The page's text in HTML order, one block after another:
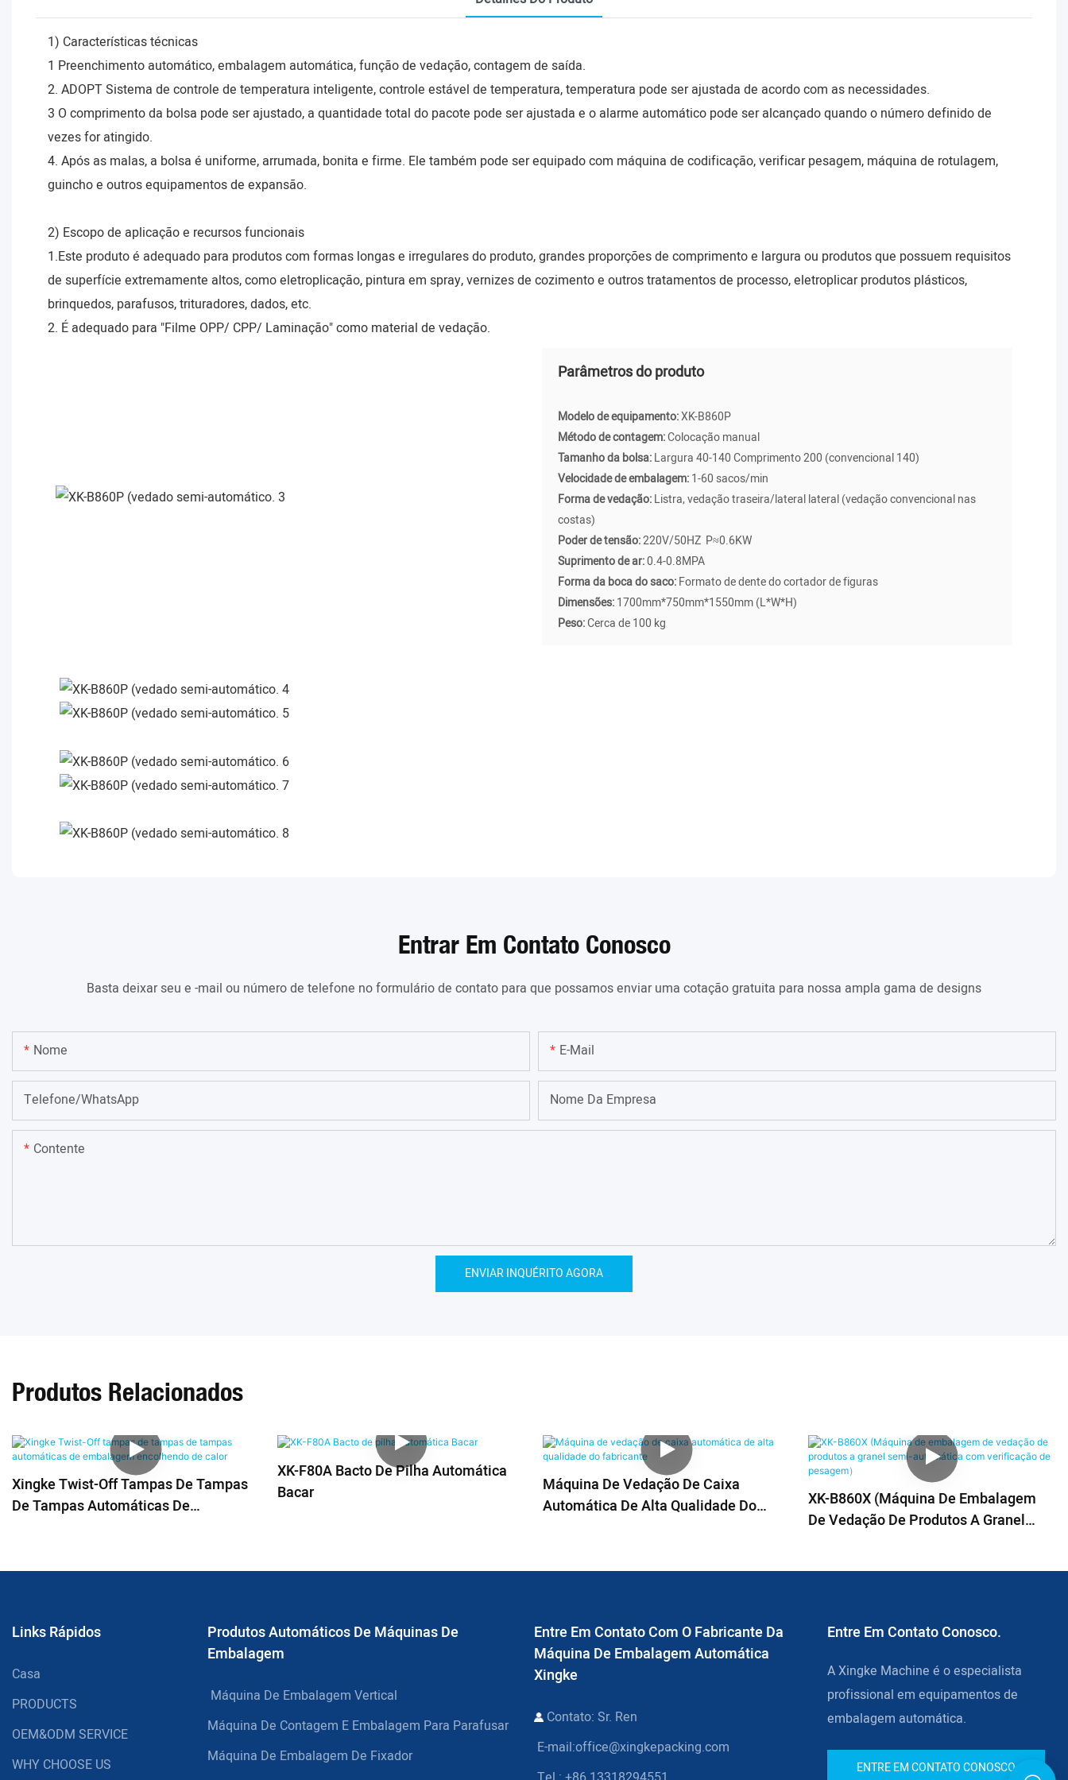
1) Características técnicas
1 Preenchimento automático, embalagem automática, função de vedação, contagem de saída.
2. ADOPT Sistema de controle de temperatura inteligente, controle estável de temperatura, temperatura pode ser ajustada de acordo com as necessidades.
3 O comprimento da bolsa pode ser ajustado, a quantidade total do pacote pode ser ajustada e o alarme automático pode ser alcançado quando o número definido de
vezes for atingido.
4. Após as malas, a bolsa é uniforme, arrumada, bonita e firme. Ele também pode ser equipado com máquina de codificação, verificar pesagem, máquina de rotulagem,
guincho e outros equipamentos de expansão.
2) Escopo de aplicação e recursos funcionais
1.Este produto é adequado para produtos com formas longas e irregulares do produto, grandes proporções de comprimento e largura ou produtos que possuem requisitos
de superfície extremamente altos, como eletroplicação, pintura em spray, vernizes de cozimento e outros tratamentos de processo, eletroplicar produtos plásticos,
brinquedos, parafusos, trituradores, dados, etc.
2. É adequado para "Filme OPP/ CPP/ Laminação" como material de vedação.
Parâmetros do produto
Modelo de equipamento:XK-B860P
Método de contagem:Colocação manual
Tamanho da bolsa:Largura 40-140 Comprimento 200 (convencional 140)
Velocidade de embalagem:1-60 sacos/min
Forma de vedação:Listra, vedação traseira/lateral lateral (vedação convencional nas
costas)
Poder de tensão:220V/50HZ P≈0.6KW
Suprimento de ar:0.4-0.8MPA
Forma da boca do saco:Formato de dente do cortador de figuras
Dimensões:1700mm*750mm*1550mm (L*W*H)
Peso:Cerca de 100 kg
Entrar Em Contato Conosco
Basta deixar seu e -mail ou número de telefone no formulário de contato para que possamos enviar uma cotação gratuita para nossa ampla gama de designs
Nome E-Mail
Telefone/WhatsApp Nome Da Empresa
Contente
ENVIAR INQUÉRITO AGORA
Produtos Relacionados
Xingke Twist-Off Tampas De Tampas
De Tampas Automáticas De
XK-F80A Bacto De Pilha Automática
Bacar
Máquina De Vedação De Caixa
Automática De Alta Qualidade Do
XK-B860X (Máquina De Embalagem
De Vedação De Produtos A Granel
Links Rápidos
Casa
PRODUCTS
OEM&ODM SERVICE
WHY CHOOSE US
Produtos Automáticos De Máquinas De
Embalagem
Máquina De Embalagem Vertical
Máquina De Contagem E Embalagem Para Parafusar
Máquina De Embalagem De Fixador
Entre Em Contato Com O Fabricante Da
Máquina De Embalagem Automática
Xingke
Contato: Sr. Ren
E-mail:office@xingkepacking.com
Entre Em Contato Conosco.
A Xingke Machine é o especialista
profissional em equipamentos de
embalagem automática.
ENTRE EM CONTATO CONOSCO